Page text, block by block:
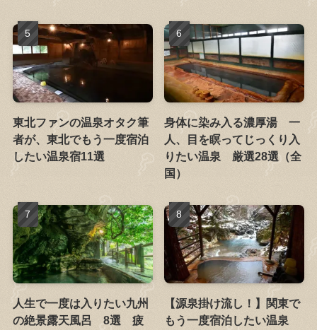
東北ファンの温泉オタク筆
者が、東北でもう一度宿泊
したい温泉宿11選
身体に染み入る濃厚湯 一
人、目を瞑ってじっくり入
りたい温泉 厳選28選（全
国）
人生で一度は入りたい九州
の絶景露天風呂 8選 疲
【源泉掛け流し！】関東で
もう一度宿泊したい温泉